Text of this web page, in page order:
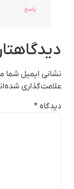
پاسخ
نشانی ایمیل شما
علامت‌گذاری
دیدگاه *